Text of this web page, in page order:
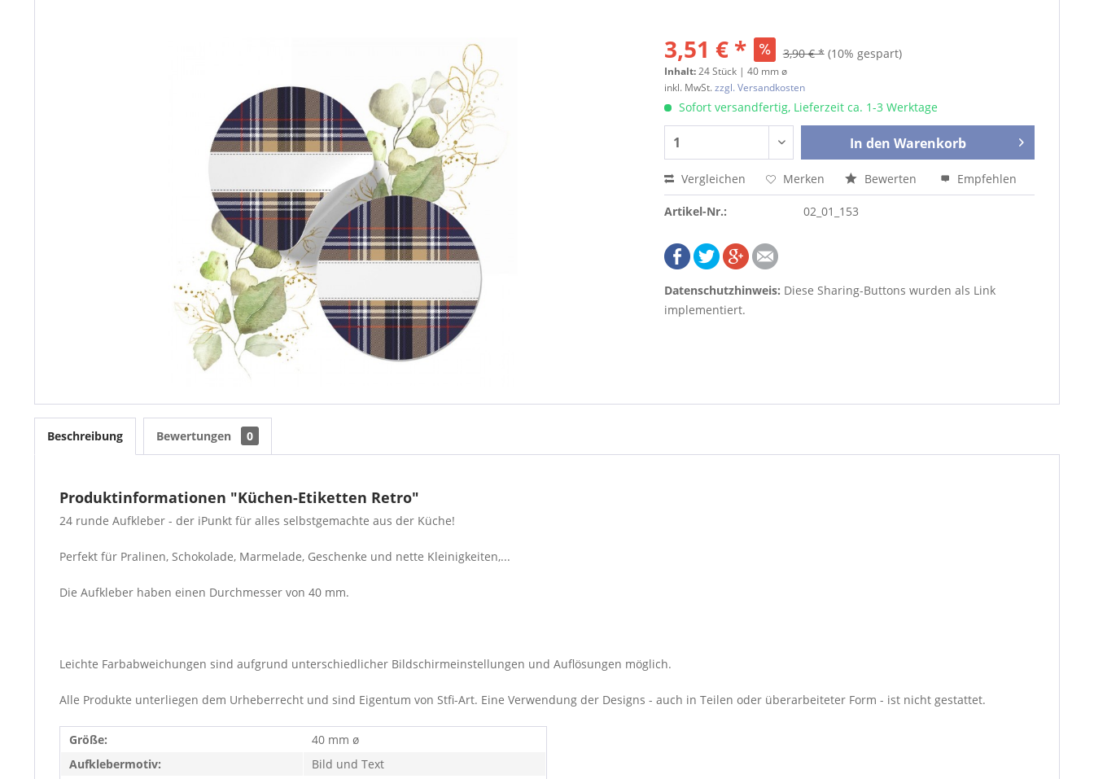
3,51 € * 3,90 € * (10% gespart)
Inhalt:24 Stück | 40 mm ø
inkl. MwSt.zzgl. Versandkosten
Sofort versandfertig, Lieferzeit ca. 1-3 Werktage
In den Warenkorb
Vergleichen Merken Bewerten Empfehlen
Artikel-Nr.: 02_01_153
Datenschutzhinweis: Diese Sharing-Buttons wurden als Link
implementiert.
Beschreibung Bewertungen 0
Produktinformationen "Küchen-Etiketten Retro"
24 runde Aufkleber - der iPunkt für alles selbstgemachte aus der Küche!
Perfekt für Pralinen, Schokolade, Marmelade, Geschenke und nette Kleinigkeiten,...
Die Aufkleber haben einen Durchmesser von 40 mm.
Leichte Farbabweichungen sind aufgrund unterschiedlicher Bildschirmeinstellungen und Auflösungen möglich.
Alle Produkte unterliegen dem Urheberrecht und sind Eigentum von Stfi-Art. Eine Verwendung der Designs - auch in Teilen oder überarbeiteter Form - ist nicht gestattet.
Größe:
40 mm ø
Aufklebermotiv:
Bild und Text